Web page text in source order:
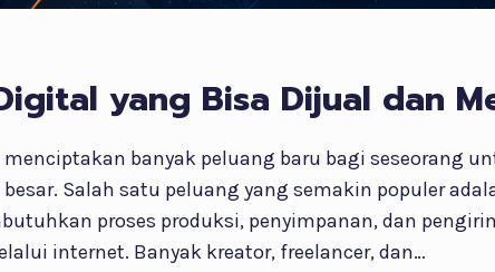
yang Bisa Dijual dan
banyak peluang baru bagi seseorang
Salah satu peluang yang semakin populer
proses produksi, penyimpanan, dan
internet. Banyak kreator, freelancer, dan…